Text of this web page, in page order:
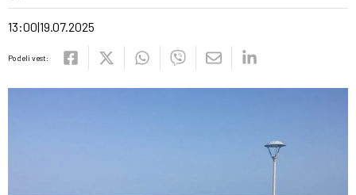
13:00 19.07.2025
Podeli vest: